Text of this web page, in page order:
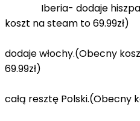
Iberia- dodaje
koszt na
dodaje włochy.(Obecny
Going
całą resztę Polski.(Obecny